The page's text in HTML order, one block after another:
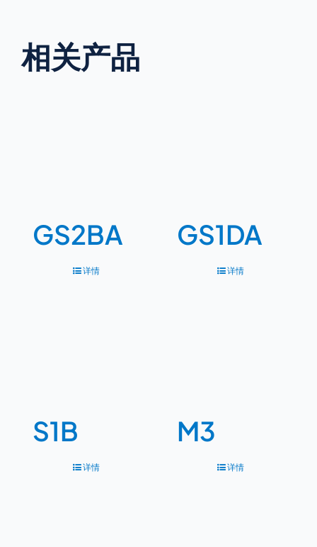
相关产品
GS2BA
详情
GS1DA
详情
S1B
详情
M3
详情